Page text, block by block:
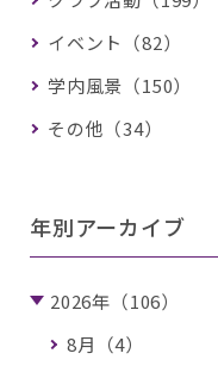
イベント（82）
学内風景（150）
その他（34）
年別アーカイブ
2026年（106）
8月（4）